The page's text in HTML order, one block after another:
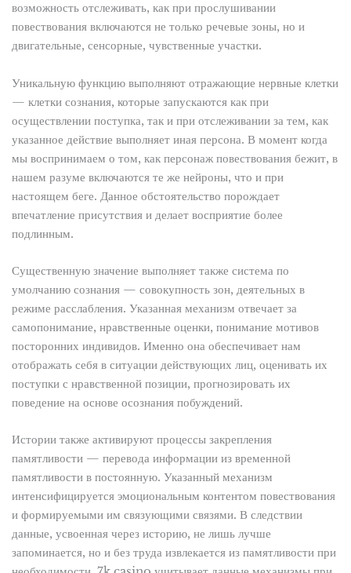
возможность отслеживать, как при прослушивании
повествования включаются не только речевые зоны, но и
двигательные, сенсорные, чувственные участки.
Уникальную функцию выполняют отражающие нервные клетки
— клетки сознания, которые запускаются как при
осуществлении поступка, так и при отслеживании за тем, как
указанное действие выполняет иная персона. В момент когда
мы воспринимаем о том, как персонаж повествования бежит, в
нашем разуме включаются те же нейроны, что и при
настоящем беге. Данное обстоятельство порождает
впечатление присутствия и делает восприятие более
подлинным.
Существенную значение выполняет также система по
умолчанию сознания — совокупность зон, деятельных в
режиме расслабления. Указанная механизм отвечает за
самопонимание, нравственные оценки, понимание мотивов
посторонних индивидов. Именно она обеспечивает нам
отображать себя в ситуации действующих лиц, оценивать их
поступки с нравственной позиции, прогнозировать их
поведение на основе осознания побуждений.
Истории также активируют процессы закрепления
памятливости — перевода информации из временной
памятливости в постоянную. Указанный механизм
интенсифицируется эмоциональным контентом повествования
и формируемыми им связующими связями. В следствии
данные, усвоенная через историю, не лишь лучше
запоминается, но и без труда извлекается из памятливости при